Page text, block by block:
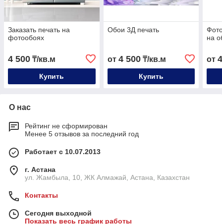
Заказать печать на
фотообоях
4 500 ₸/кв.м
Купить
Обои 3Д печать
от 4 500₸/кв.м
Купить
на
от
О нас
Рейтинг не сформирован
Менее 5 отзывов за последний год
Работает с 10.07.2013
г. Астана
ул. Жамбыла, 10, ЖК Алмажай, Астана, Казахстан
Контакты
Сегодня выходной
Показать весь график работы